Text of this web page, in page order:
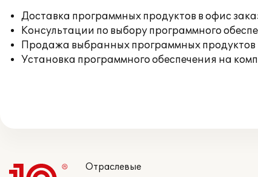
Доставка программных продуктов в офис
Консультации по выбору программного
Продажа выбранных программных продуктов
Установка программного обеспечения на
Отраслевые